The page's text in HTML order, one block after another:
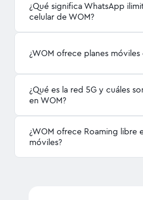
¿Qué significa WhatsApp
celular de WOM?
¿WOM ofrece planes móviles
¿Qué es la red 5G y cuáles
en WOM?
¿WOM ofrece Roaming libre
móviles?